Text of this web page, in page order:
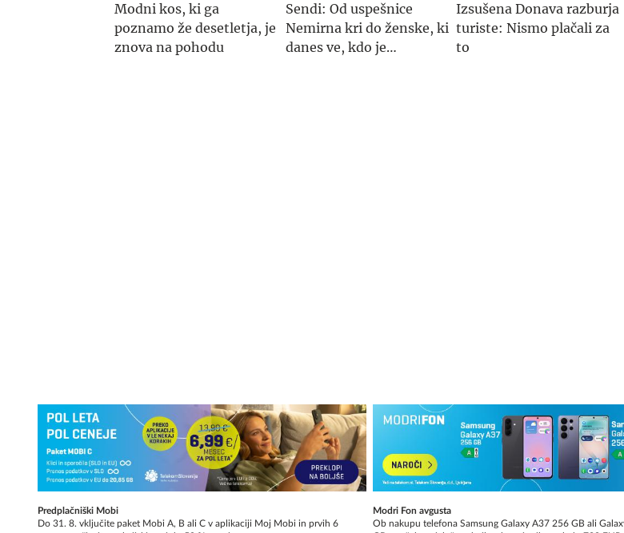
Modni kos, ki ga
poznamo že desetletja, je
znova na pohodu
Sendi: Od uspešnice
Nemirna kri do ženske, ki
danes ve, kdo je
Izsušena Donava razburja
turiste: Nismo plačali za
to
Predplačniški Mobi
Do 31. 8. vključite paket Mobi A, B ali C v aplikaciji Moj Mobi in prvih 6
Modri Fon avgusta
Ob nakupu telefona Samsung Galaxy A37 256 GB ali